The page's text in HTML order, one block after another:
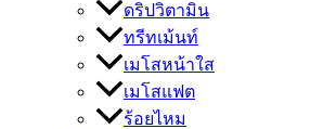
ดริปวิตามิน
ทรีทเม้นท์
เมโสหน้าใส
เมโสแฟต
ร้อยไหม